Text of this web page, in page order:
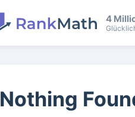
4
Nothing